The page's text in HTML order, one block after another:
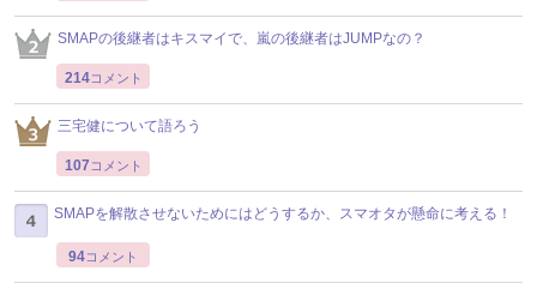
SMAPの後継者はキスマイで、嵐の後継者はJUMPなの？
214コメント
三宅健について語ろう
107 コメント
SMAPを解散させないためにはどうするか、スマオタが懸命に考える！
94コメント